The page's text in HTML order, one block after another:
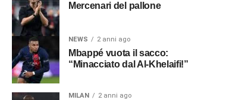
Mercenari del pallone
NEWS 2 anni ago
Mbappé vuota il sacco:
“Minacciato dal Al-Khelaifi!”
MILAN 2 anni ago